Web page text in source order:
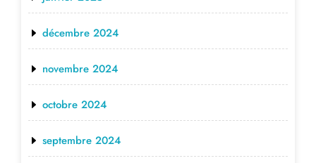
décembre 2024
novembre 2024
octobre 2024
septembre 2024